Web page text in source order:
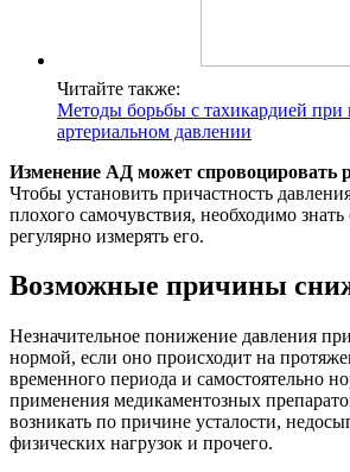
Читайте также:
Методы борьбы с тахикардией при
артериальном давлении
Изменение АД может спровоцировать
Чтобы установить причастность
плохого самочувствия, необходимо
регулярно измерять его.
Возможные причины
Незначительное понижение давления
нормой, если оно происходит на
временного периода и самостоятельно
применения медикаментозных
возникать по причине усталости,
физических нагрузок и прочего.